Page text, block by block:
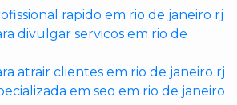
rapido em rio de janeiro rj
divulgar servicos em rio de
atrair clientes em rio de janeiro rj
em seo em rio de janeiro